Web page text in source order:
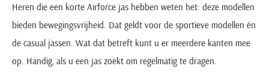
Heren die een korte Airforce jas hebben weten het: deze modellen
bieden bewegingsvrijheid. Dat geldt voor de sportieve modellen én
de casual jassen. Wat dat betreft kunt u er meerdere kanten mee
op. Handig, als u een jas zoekt om regelmatig te dragen.